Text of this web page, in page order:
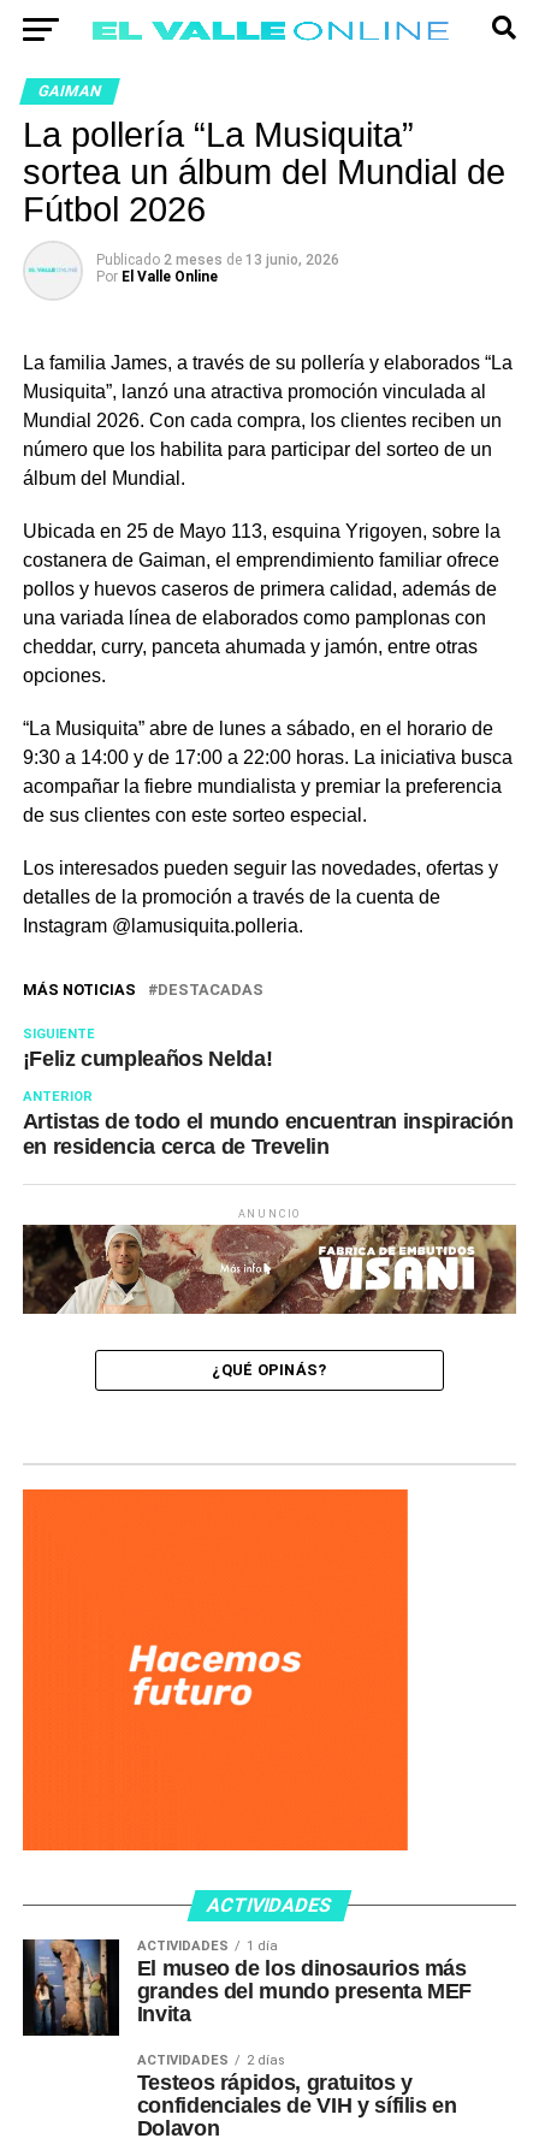
GAIMAN
La pollería “La Musiquita”
sortea un álbum del Mundial de
Fútbol 2026
Publicado 2 meses de 13 junio, 2026
Por El Valle Online
La familia James, a través de su pollería y elaborados “La
Musiquita”, lanzó una atractiva promoción vinculada al
Mundial 2026. Con cada compra, los clientes reciben un
número que los habilita para participar del sorteo de un
álbum del Mundial.
Ubicada en 25 de Mayo 113, esquina Yrigoyen, sobre la
costanera de Gaiman, el emprendimiento familiar ofrece
pollos y huevos caseros de primera calidad, además de
una variada línea de elaborados como pamplonas con
cheddar, curry, panceta ahumada y jamón, entre otras
opciones.
“La Musiquita” abre de lunes a sábado, en el horario de
9:30 a 14:00 y de 17:00 a 22:00 horas. La iniciativa busca
acompañar la fiebre mundialista y premiar la preferencia
de sus clientes con este sorteo especial.
Los interesados pueden seguir las novedades, ofertas y
detalles de la promoción a través de la cuenta de
Instagram @lamusiquita.polleria.
MÁS NOTICIAS DESTACADAS
SIGUIENTE
¡Feliz cumpleaños Nelda!
ANTERIOR
Artistas de todo el mundo encuentran inspiración
en residencia cerca de Trevelin
ANUNCIO
¿QUÉ OPINÁS?
ACTIVIDADES
ACTIVIDADES 1 día
El museo de los dinosaurios más
grandes del mundo presenta MEF
Invita
ACTIVIDADES 2 días
Testeos rápidos, gratuitos y
confidenciales de VIH y sífilis en
Dolavon